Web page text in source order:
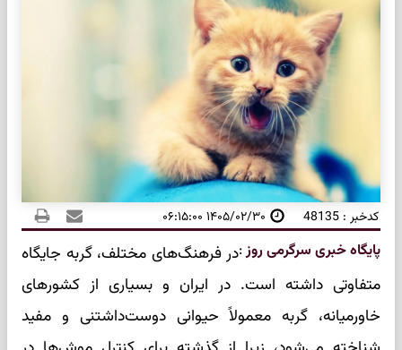
کدخبر : 48135 ۱۴۰۵/۰۲/۳۰ ۰۶:۱۵:۰۰
پایگاه خبری سرگرمی روز:در فرهنگ‌های مختلف، گربه جایگاه
متفاوتی داشته است. در ایران و بسیاری از کشورهای
خاورمیانه، گربه معمولاً حیوانی دوست‌داشتنی و مفید